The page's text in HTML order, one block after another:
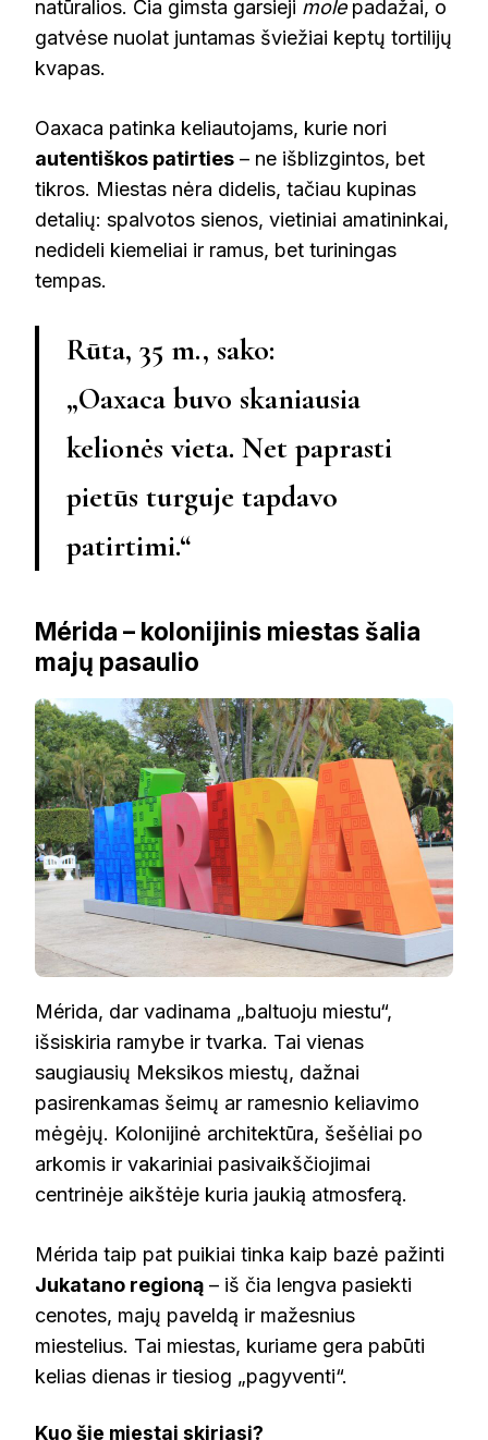
natūralios. Čia gimsta garsieji molepadažai, o
gatvėse nuolat juntamas šviežiai keptų tortilijų
kvapas.
Oaxaca patinka keliautojams, kurie nori
autentiškos patirties – ne išblizgintos, bet
tikros. Miestas nėra didelis, tačiau kupinas
detalių: spalvotos sienos, vietiniai amatininkai,
nedideli kiemeliai ir ramus, bet turiningas
tempas.
Rūta, 35 m., sako:
„Oaxaca buvo skaniausia
kelionės vieta. Net paprasti
pietūs turguje tapdavo
patirtimi.“
Mérida – kolonijinis miestas šalia
majų pasaulio
Mérida, dar vadinama „baltuoju miestu“,
išsiskiria ramybe ir tvarka. Tai vienas
saugiausių Meksikos miestų, dažnai
pasirenkamas šeimų ar ramesnio keliavimo
mėgėjų. Kolonijinė architektūra, šešėliai po
arkomis ir vakariniai pasivaikščiojimai
centrinėje aikštėje kuria jaukią atmosferą.
Mérida taip pat puikiai tinka kaip bazė pažinti
Jukatano regioną – iš čia lengva pasiekti
cenotes, majų paveldą ir mažesnius
miestelius. Tai miestas, kuriame gera pabūti
kelias dienas ir tiesiog „pagyventi“.
Kuo šie miestai skiriasi?